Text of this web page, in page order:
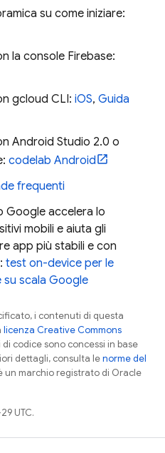
su come iniziare:
la console Firebase:
gcloud CLI: iOS, Guida
Android Studio 2.0 o
codelab Android
frequenti
Google accelera lo
mobili e aiuta gli
app più stabili e con
test on-device per le
su scala Google
i contenuti di questa
licenza Creative Commons
codice sono concessi in base
dettagli, consulta lenorme del
un marchio registrato di Oracle
UTC.